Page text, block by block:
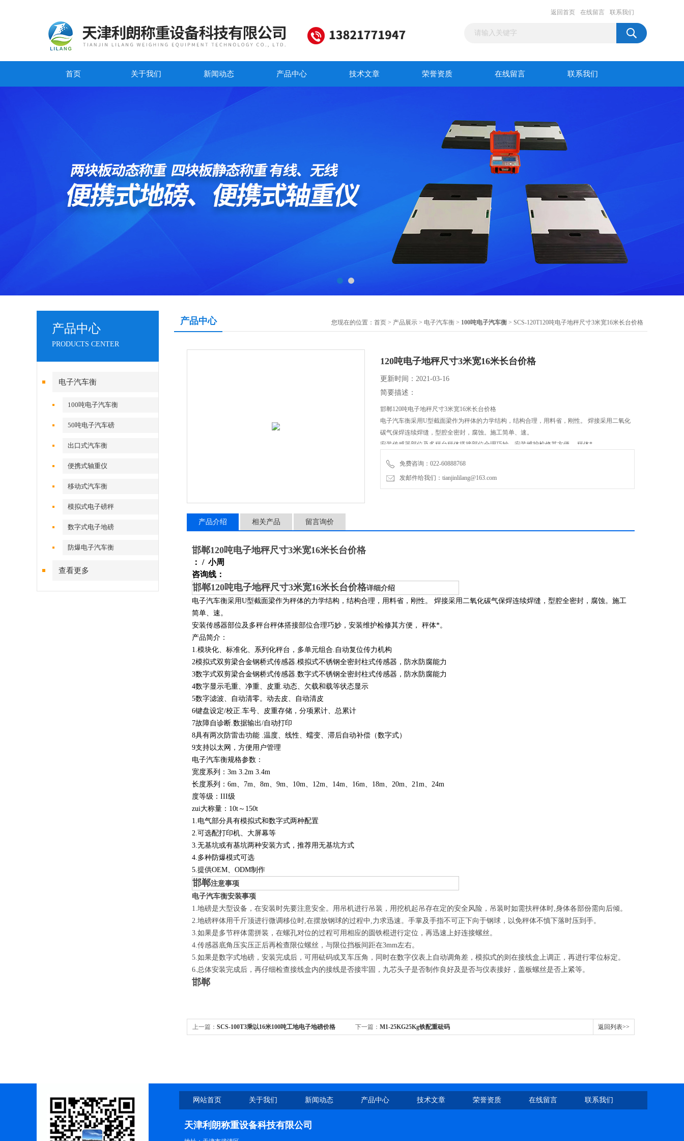
返回首页 在线留言 联系我们
首页 关于我们 新闻动态 产品中心 技术文章 荣誉资质 在线留言 联系我们
产品中心
PRODUCTS CENTER
电子汽车衡
100吨电子汽车衡
50吨电子汽车磅
出口式汽车衡
便携式轴重仪
移动式汽车衡
模拟式电子磅秤
数字式电子地磅
防爆电子汽车衡
查看更多
产品中心 您现在的位置： 首页 > 产品展示 > 电子汽车衡 > 100吨电子汽车衡 > SCS-120T120吨电子地秤尺寸3米宽16米长台价格
120吨电子地秤尺寸3米宽16米长台价格
更新时间：2021-03-16
简要描述：
邯郸120吨电子地秤尺寸3米宽16米长台价格
电子汽车衡采用U型截面梁作为秤体的力学结构，结构合理，用料省，刚性。 焊接采用二氧化
碳气保焊连续焊缝，型腔全密封，腐蚀。施工简单、速。
安装传感器部位及多秤台秤体搭接部位合理巧妙，安装维护检修其方便， 秤体*。
免费咨询：022-60888768
发邮件给我们：tianjinlilang@163.com
产品介绍 相关产品 留言询价
邯郸120吨电子地秤尺寸3米宽16米长台价格
： / 小周
咨询线：
邯郸120吨电子地秤尺寸3米宽16米长台价格详细介绍
电子汽车衡采用U型截面梁作为秤体的力学结构，结构合理，用料省，刚性。 焊接采用二氧化碳气保焊连续焊缝，型腔全密封，腐蚀。施工
简单、速。
安装传感器部位及多秤台秤体搭接部位合理巧妙，安装维护检修其方便， 秤体*。
产品简介：
1.模块化、标准化、系列化秤台，多单元组合.自动复位传力机构
2模拟式双剪梁合金钢桥式传感器.模拟式不锈钢全密封柱式传感器，防水防腐能力
3数字式双剪梁合金钢桥式传感器.数字式不锈钢全密封柱式传感器，防水防腐能力
4数字显示毛重、净重、皮重.动态、欠载和载等状态显示
5数字滤波、自动清零。动去皮、自动清皮
6键盘设定/校正.车号、皮重存储，分项累计、总累计
7故障自诊断.数据输出/自动打印
8具有两次防雷击功能 .温度、线性、蠕变、滞后自动补偿（数字式）
9支持以太网，方便用户管理
电子汽车衡规格参数：
宽度系列：3m 3.2m 3.4m
长度系列：6m、7m、8m、9m、10m、12m、14m、16m、18m、20m、21m、24m
度等级：III级
zui大称量：10t～150t
1.电气部分具有模拟式和数字式两种配置
2.可选配打印机、大屏幕等
3.无基坑或有基坑两种安装方式，推荐用无基坑方式
4.多种防爆模式可选
5.提供OEM、ODM制作
邯郸注意事项
电子汽车衡安装事项
1.地磅是大型设备，在安装时先要注意安全。用吊机进行吊装，用挖机起吊存在定的安全风险，吊装时如需扶秤体时,身体各部份需向后倾。
2.地磅秤体用千斤顶进行微调移位时,在摆放钢球的过程中,力求迅速。手掌及手指不可正下向于钢球，以免秤体不慎下落时压到手。
3.如果是多节秤体需拼装，在螺孔对位的过程可用相应的圆铁棍进行定位，再迅速上好连接螺丝。
4.传感器底角压实压正后再检查限位螺丝，与限位挡板间距在3mm左右。
5.如果是数字式地磅，安装完成后，可用砝码或叉车压角，同时在数字仪表上自动调角差，模拟式的则在接线盒上调正，再进行零位标定。
6.总体安装完成后，再仔细检查接线盒内的接线是否接牢固，九芯头子是否制作良好及是否与仪表接好，盖板螺丝是否上紧等。
邯郸
上一篇： SCS-100T3乘以16米100吨工地电子地磅价格 下一篇： M1-25KG25Kg铁配重砝码 返回列表>>
网站首页 关于我们 新闻动态 产品中心 技术文章 荣誉资质 在线留言 联系我们
天津利朗称重设备科技有限公司